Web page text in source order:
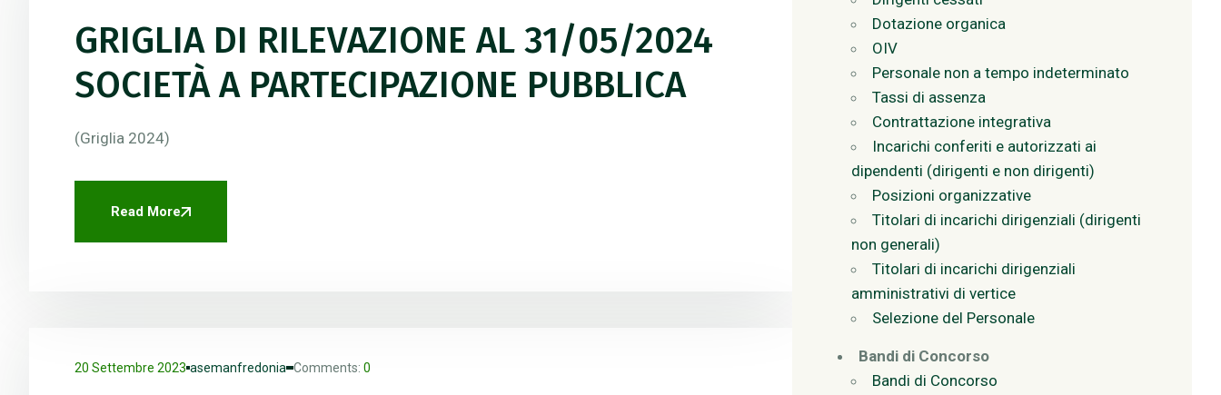
GRIGLIA DI RILEVAZIONE AL 31/05/2024
SOCIETÀ A PARTECIPAZIONE PUBBLICA
(Griglia 2024)
Read More
20 Settembre 2023 asemanfredonia Comments: 0
Dotazione organica
OIV
Personale non a tempo indeterminato
Tassi di assenza
Contrattazione integrativa
Incarichi conferiti e autorizzati ai
dipendenti (dirigenti e non dirigenti)
Posizioni organizzative
Titolari di incarichi dirigenziali (dirigenti
non generali)
Titolari di incarichi dirigenziali
amministrativi di vertice
Selezione del Personale
Bandi di Concorso
Bandi di Concorso